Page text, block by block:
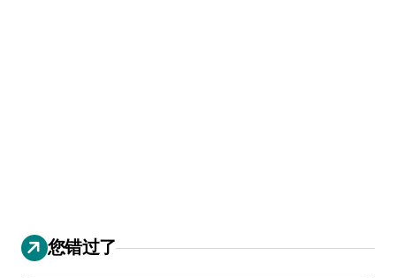
您错过了